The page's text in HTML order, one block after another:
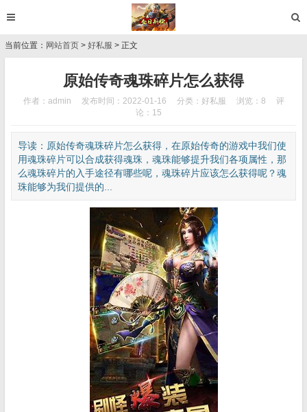
当前位置： 网站首页 > 好私服 > 正文
原始传奇魂珠碎片怎么获得
作者：admin 发布时间：2022-01-16 分类： 好私服 浏览：8
评
论：15
导读：原始传奇魂珠碎片怎么获得，在原始传奇的游戏中我们使
用魂珠碎片可以合成获得魂珠，魂珠能够提升我们各项属性，那
么魂珠碎片的入手途径有哪些呢，魂珠碎片应该怎么获得呢？魂
珠能够为我们提供的...